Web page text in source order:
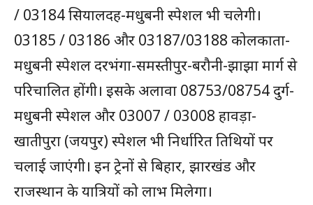
/ 03184 सियालदह-मधुबनी स्पेशल भी चलेगी।
03185 / 03186 और 03187/03188 कोलकाता-
मधुबनी स्पेशल दरभंगा-समस्तीपुर-बरौनी-झाझा मार्ग से
परिचालित होंगी। इसके अलावा 08753/08754 दुर्ग-
मधुबनी स्पेशल और 03007 / 03008 हावड़ा-
खातीपुरा (जयपुर) स्पेशल भी निर्धारित तिथियों पर
चलाई जाएंगी। इन ट्रेनों से बिहार, झारखंड और
राजस्थान के यात्रियों को लाभ मिलेगा।